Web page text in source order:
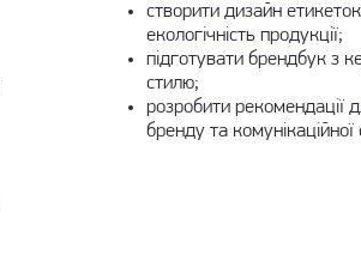
створити дизайн
екологічність продукції;
підготувати брендбук з
стилю;
розробити рекомендації
бренду та комунікаційної